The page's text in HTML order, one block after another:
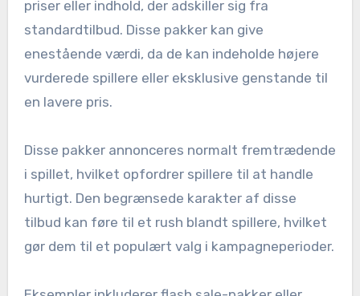
priser eller indhold, der adskiller sig fra
standardtilbud. Disse pakker kan give
enestående værdi, da de kan indeholde højere
vurderede spillere eller eksklusive genstande til
en lavere pris.
Disse pakker annonceres normalt fremtrædende
i spillet, hvilket opfordrer spillere til at handle
hurtigt. Den begrænsede karakter af disse
tilbud kan føre til et rush blandt spillere, hvilket
gør dem til et populært valg i kampagneperioder.